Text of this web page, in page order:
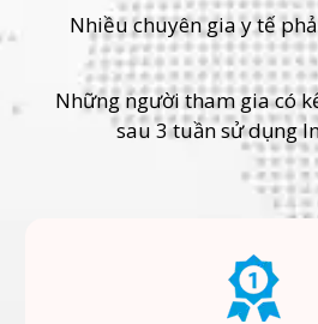
Nhiều chuyên gia y tế
Những người tham gia có
sau 3 tuần sử dụng